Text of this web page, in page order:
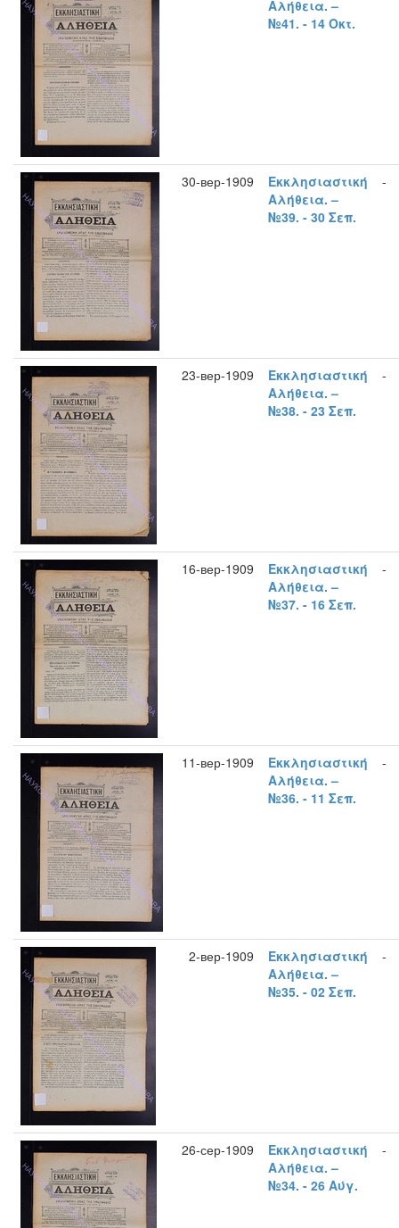
Αλήθεια. –
№41. - 14 Οκτ.
30-вер-1909
Εκκλησιαστική
Αλήθεια. –
№39. - 30 Σεπ.
-
23-вер-1909
Εκκλησιαστική
Αλήθεια. –
№38. - 23 Σεπ.
-
16-вер-1909
Εκκλησιαστική
Αλήθεια. –
№37. - 16 Σεπ.
-
11-вер-1909
Εκκλησιαστική
Αλήθεια. –
№36. - 11 Σεπ.
-
2-вер-1909
Εκκλησιαστική
Αλήθεια. –
№35. - 02 Σεπ.
-
26-сер-1909
Εκκλησιαστική
Αλήθεια. –
№34. - 26 Αύγ.
-